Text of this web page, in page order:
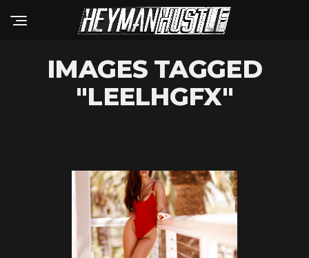
IMAGES TAGGED
"LEELHGFX"